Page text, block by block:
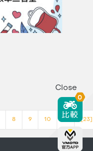
8 9 10 >> [23]
Close
0